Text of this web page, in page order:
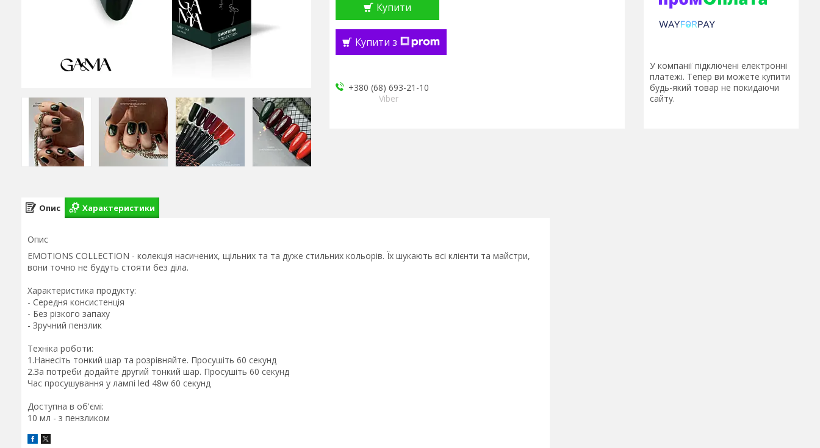
Купити
Купити з
+380 (68) 693-21-10
Viber
У компанії підключені електронні
платежі. Тепер ви можете купити
будь-який товар не покидаючи
сайту.
Опис Характеристики
Опис
EMOTIONS COLLECTION - колекція насичених, щільних та та дуже стильних кольорів. Їх шукають всі клієнти та майстри,
вони точно не будуть стояти без діла.
Характеристика продукту:
- Середня консистенція
- Без різкого запаху
- Зручний пензлик
Техніка роботи:
1.Нанесіть тонкий шар та розрівняйте. Просушіть 60 секунд
2.За потреби додайте другий тонкий шар. Просушіть 60 секунд
Час просушування у лампі led 48w 60 секунд
Доступна в об'ємі:
10 мл - з пензликом